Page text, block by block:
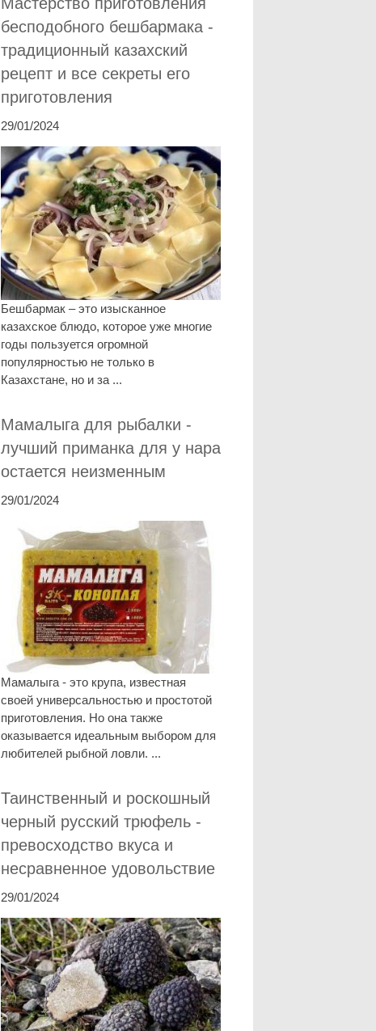
бесподобного бешбармака -
традиционный казахский
рецепт и все секреты его
приготовления
29/01/2024
Бешбармак – это изысканное
казахское блюдо, которое уже многие
годы пользуется огромной
популярностью не только в
Казахстане, но и за ...
Мамалыга для рыбалки -
лучший приманка для у нара
остается неизменным
29/01/2024
Мамалыга - это крупа, известная
своей универсальностью и простотой
приготовления. Но она также
оказывается идеальным выбором для
любителей рыбной ловли. ...
Таинственный и роскошный
черный русский трюфель -
превосходство вкуса и
несравненное удовольствие
29/01/2024